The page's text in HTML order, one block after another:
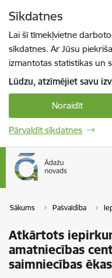
Sīkdatnes
Lai šī tīmekļvietne
sīkdatnes. Ar Jūsu
izmantotas statistikas un
Lūdzu, atzīmējiet savu
Noraidīt
Pārvaldīt sīkdatnes
Sākums Pašvaldība
Atkārtots
amatniecības
saimniecības